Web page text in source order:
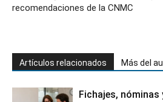
recomendaciones de la CNMC
Artículos relacionados Más del
Fichajes, nóminas